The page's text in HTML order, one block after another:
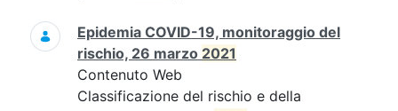
Epidemia COVID-19, monitoraggio del
rischio, 26 marzo 2021
Contenuto Web
Classificazione del rischio e della